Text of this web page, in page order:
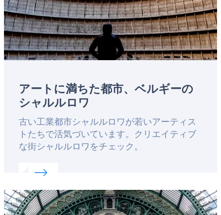
アートに満ちた都市、ベルギーの
シャルルロワ
Lead
古い工業都市シャルルロワが若いアーティス
トたちで活気づいています。クリエイティブ
な街シャルルロワをチェック。
Read more about:
Featured
image